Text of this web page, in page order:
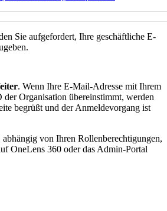
Sie aufgefordert, Ihre geschäftliche E-
.
. Wenn Ihre E-Mail-Adresse mit Ihrem
der Organisation übereinstimmt, werden
begrüßt und der Anmeldevorgang ist
abhängig von Ihren Rollenberechtigungen,
OneLens 360 oder das Admin-Portal